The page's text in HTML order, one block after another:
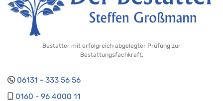
Bestatter mit erfolgreich abgelegter Prüfung zur
Bestattungsfachkraft.
06131 - 333 56 56
0160 - 96 4000 11